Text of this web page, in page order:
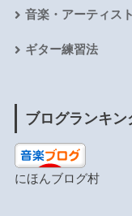
音楽・アーティスト
ギター練習法
ブログランキ
にほんブログ村